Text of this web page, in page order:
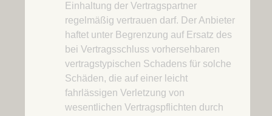
Einhaltung der Vertragspartner
regelmäßig vertrauen darf. Der Anbieter
haftet unter Begrenzung auf Ersatz des
bei Vertragsschluss vorhersehbaren
vertragstypischen Schadens für solche
Schäden, die auf einer leicht
fahrlässigen Verletzung von
wesentlichen Vertragspflichten durch